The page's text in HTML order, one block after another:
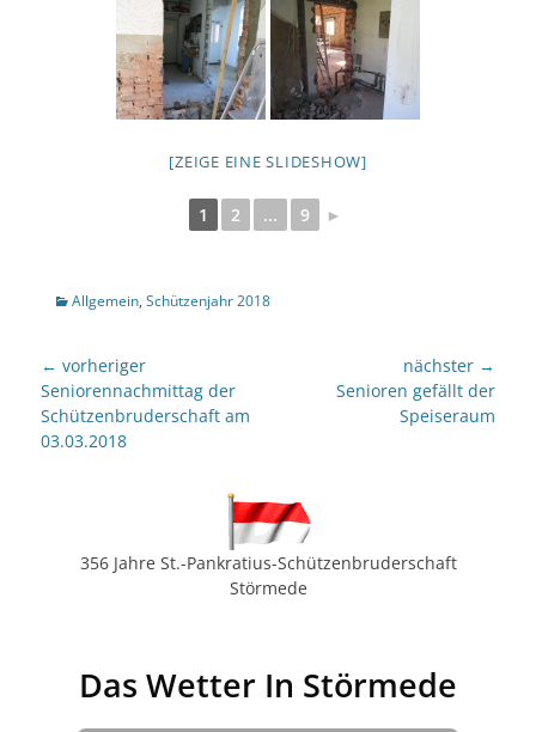
[ZEIGE EINE SLIDESHOW]
1 2 ... 9 ►
Kategorien
Allgemein, Schützenjahr 2018
Beitragsnavigation
← vorheriger
Vorheriger
Beitrag:
Seniorennachmittag der
Schützenbruderschaft am
03.03.2018
nächster →
nächsterSenioren gefällt der
Speiseraum
356 Jahre St.-Pankratius-Schützenbruderschaft
Störmede
Das Wetter In Störmede